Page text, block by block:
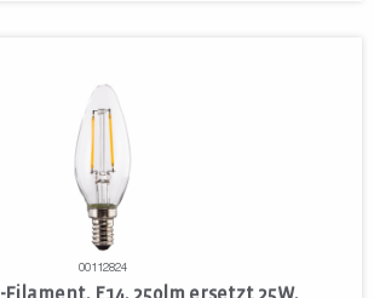
00112824
Filament, E14, 250lm ersetzt 25W,